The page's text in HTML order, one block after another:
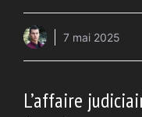
7 mai 2025
L’affaire